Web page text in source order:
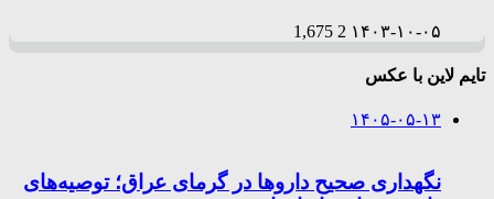
۱۴۰۳-۱۰-۰۵ 2
1,675
تایم لاین با عکس
۱۴۰۵-۰۵-۱۳
نگهداری صحیح داروها در گرمای عراق؛ توصیه‌های